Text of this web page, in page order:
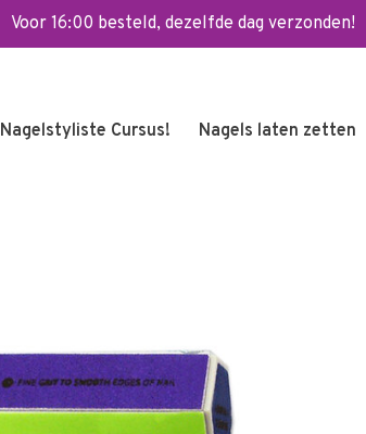
Voor 16:00 besteld, dezelfde dag verzonden!
Nagelstyliste Cursus! Nagels laten zetten